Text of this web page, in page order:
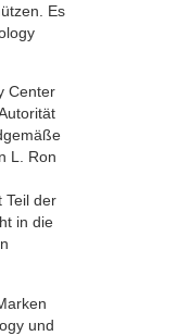
Es
Center
L. Ron
Teil der
in die
und